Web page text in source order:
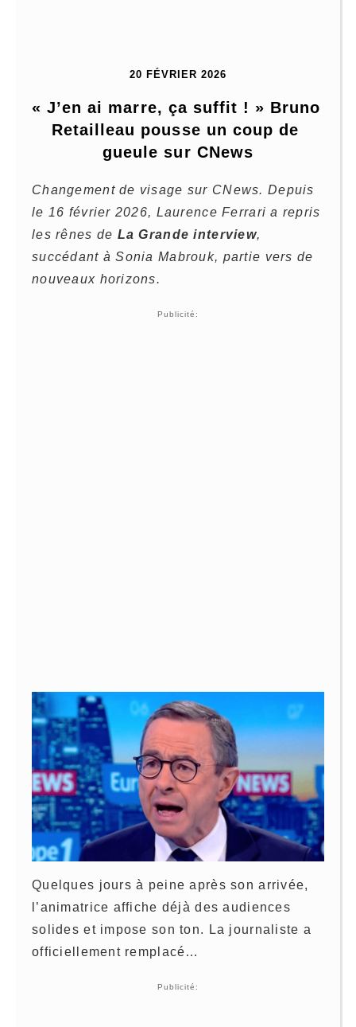
20 FÉVRIER 2026
« J’en ai marre, ça suffit ! » Bruno
Retailleau pousse un coup de
gueule sur CNews
Changement de visage sur CNews. Depuis
le 16 février 2026, Laurence Ferrari a repris
les rênes de La Grande interview,
succédant à Sonia Mabrouk, partie vers de
nouveaux horizons.
Publicité:
Quelques jours à peine après son arrivée,
l’animatrice affiche déjà des audiences
solides et impose son ton. La journaliste a
officiellement remplacé…
Publicité: